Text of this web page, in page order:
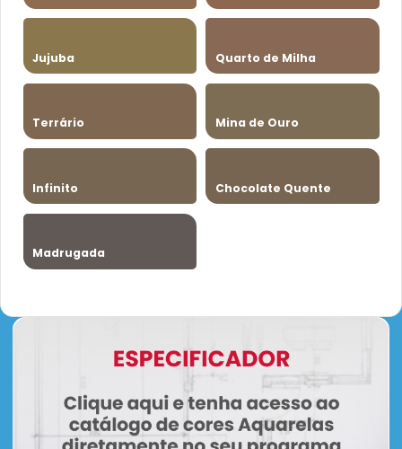
Jujuba Quarto de Milha
Terrário Mina de Ouro
Infinito Chocolate Quente
Madrugada